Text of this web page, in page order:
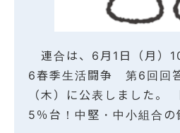
連合は、6月1日（月）
6春季生活闘争 第6回回
（木）に公表しました
5％台！中堅・中小組合